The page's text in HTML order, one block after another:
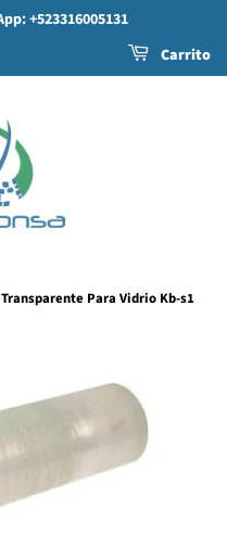
+523316005131
Carrito
Para Vidrio Kb-s1